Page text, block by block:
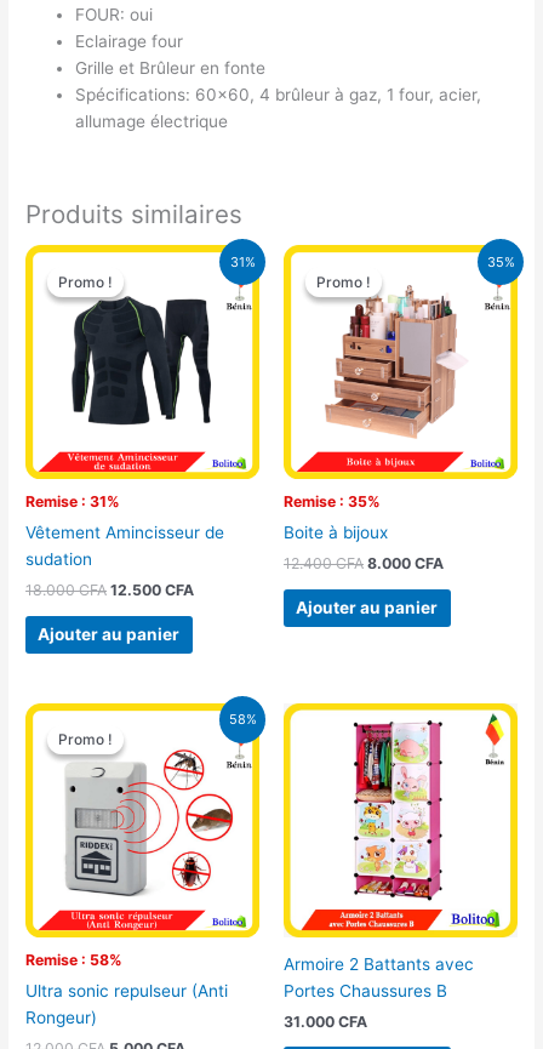
FOUR: oui
Eclairage four
Grille et Brûleur en fonte
Spécifications: 60×60, 4 brûleur à gaz, 1 four, acier,
allumage électrique
Produits similaires
31%
Promo !
Remise : 31%
Promo !
Vêtement Amincisseur de
sudation
18.000CFA
Le
prix
initial
était :
18.000 CFA.
12.500CFA
Le
prix
actuel
est :
12.500 CFA.
Ajouter au panier
35%
Promo !
Remise : 35%
Promo !
Boite à bijoux
12.400CFA
Le
prix
initial
était :
12.400 CFA.
8.000 CFA
Le
actuel
est :
8.000 CFA.
Ajouter au panier
58%
Promo !
Remise : 58%
Promo !
Ultra sonic repulseur (Anti
Rongeur)
Le
prix
initial
était :
12.000 CFA.
Le
actuel
est :
5.000 CFA.
Armoire 2 Battants avec
Portes Chaussures B
31.000 CFA